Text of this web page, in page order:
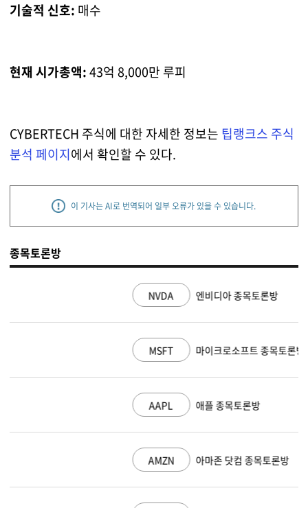
기술적 신호: 매수
현재 시가총액:43억 8,000만 루피
CYBERTECH 주식에 대한 자세한 정보는 팁랭크스 주식
분석 페이지에서 확인할 수 있다.
이 기사는 AI로 번역되어 일부 오류가 있을 수 있습니다.
종목토론방
엔비디아 종목토론방
마이크로소프트 종목토론방
애플 종목토론방
아마존 닷컴 종목토론방